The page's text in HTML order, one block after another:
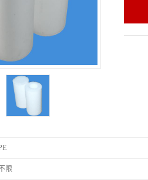
限